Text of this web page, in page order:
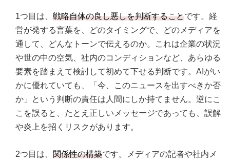
1つ目は、 戦略自体の良し悪しを判断することです。経
営が発する言葉を、どのタイミングで、どのメディアを
通して、どんなトーンで伝えるのか。これは企業の状況
や世の中の空気、社内のコンディションなど、あらゆる
要素を踏まえて検討して初めて下せる判断です。AIがい
かに優れていても、「今、このニュースを出すべきか否
か」という判断の責任は人間にしか持てません。逆にこ
こを誤ると、たとえ正しいメッセージであっても、誤解
や炎上を招くリスクがあります。
2つ目は、 関係性の構築です。メディアの記者や社内メ